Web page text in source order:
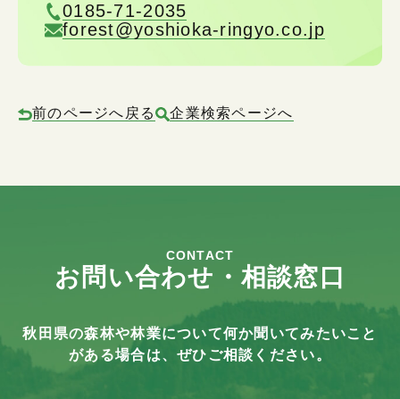
0185-71-2035
forest@yoshioka-ringyo.co.jp
前のページへ戻る 企業検索ページへ
CONTACT
お問い合わせ・相談窓口
秋田県の森林や林業について何か聞いてみたいこと
がある場合は、ぜひご相談ください。